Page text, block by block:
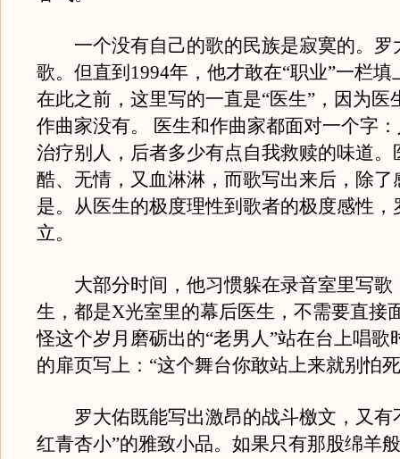
一个没有自己的歌的民族是寂寞的。罗
歌。但直到1994年，他才敢在“职业”一栏填
在此之前，这里写的一直是“医生”，因为医
作曲家没有。 医生和作曲家都面对一个字
治疗别人，后者多少有点自我救赎的味道。
酷、无情，又血淋淋，而歌写出来后，除了
是。从医生的极度理性到歌者的极度感性，
立。
大部分时间，他习惯躲在录音室里写歌
生，都是X光室里的幕后医生，不需要直接
怪这个岁月磨砺出的“老男人”站在台上唱歌
的扉页写上：“这个舞台你敢站上来就别怕
罗大佑既能写出激昂的战斗檄文，又有
红青杏小”的雅致小品。如果只有那股绵羊